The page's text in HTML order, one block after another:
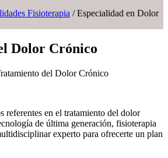
Fisioterapia /Especialidad en Dolor
Dolor Crónico
del Dolor Crónico
referentes en el tratamiento del dolor
de última generación, fisioterapia
experto para ofrecerte un plan